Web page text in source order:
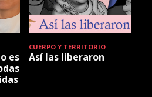
es
CUERPO Y TERRITORIO
Así las liberaron